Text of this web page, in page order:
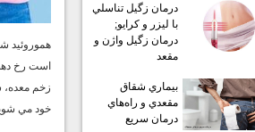
هموروئيد
زخم
خود مي
درمان زگيل تناسلي
با ليزر و كرايو;
درمان زگيل واژن و
مقعد
بيماري شقاق
مقعدي و راه‌هاي
درمان سريع